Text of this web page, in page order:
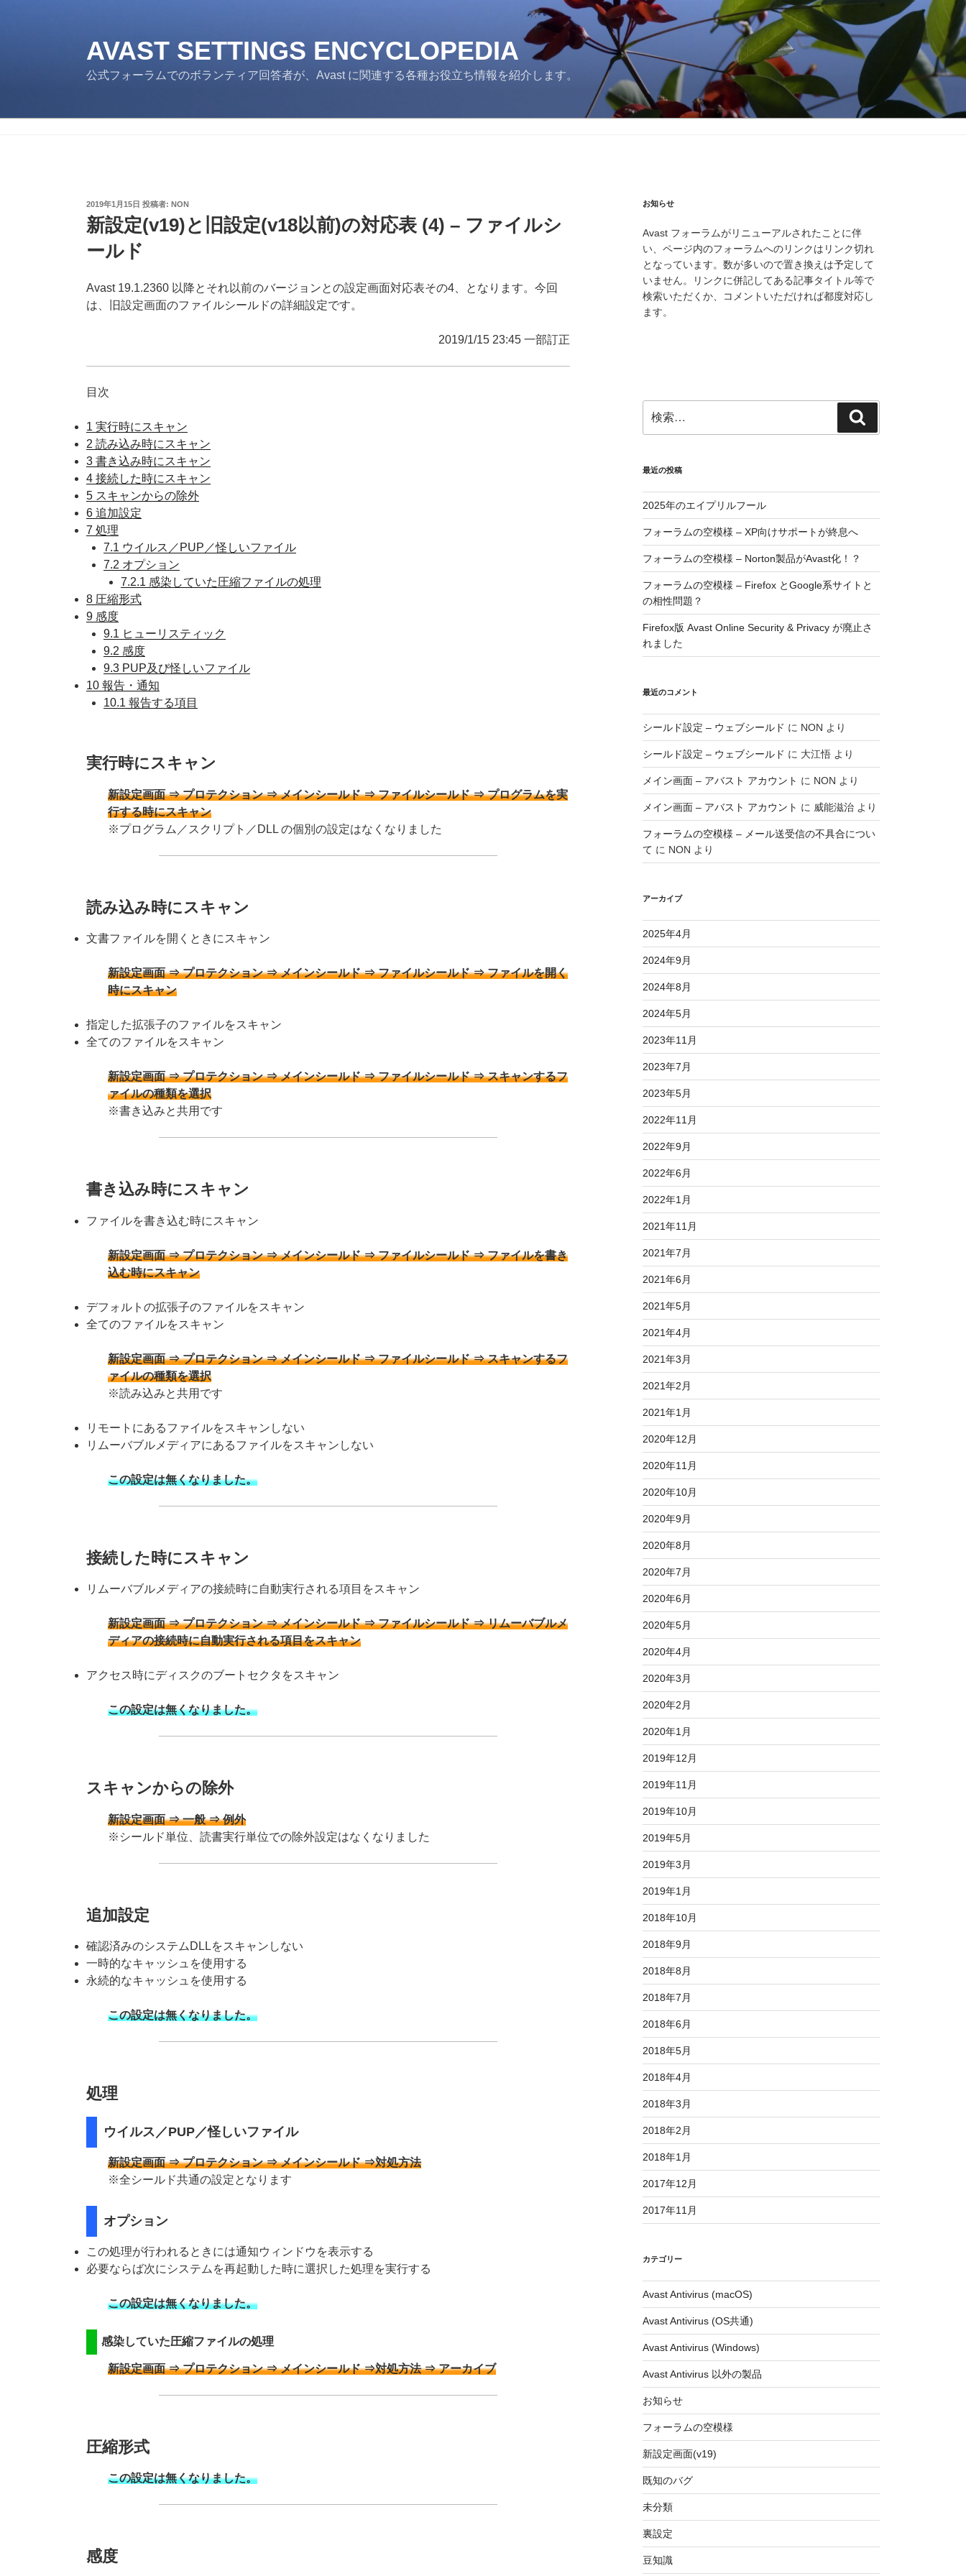
AVAST SETTINGS ENCYCLOPEDIA
公式フォーラムでのボランティア回答者が、Avast に関連する各種お役立ち情報を紹介します。
投
稿
日:
2019年1月15日 投稿者: NON
新設定(v19)と旧設定(v18以前)の対応表 (4) – ファイルシ
ールド
Avast 19.1.2360 以降とそれ以前のバージョンとの設定画面対応表その4、となります。今回
は、旧設定画面のファイルシールドの詳細設定です。
2019/1/15 23:45 一部訂正
目次
1 実行時にスキャン
2 読み込み時にスキャン
3 書き込み時にスキャン
4 接続した時にスキャン
5 スキャンからの除外
6 追加設定
7 処理
7.1 ウイルス／PUP／怪しいファイル
7.2 オプション
7.2.1 感染していた圧縮ファイルの処理
8 圧縮形式
9 感度
9.1 ヒューリスティック
9.2 感度
9.3 PUP及び怪しいファイル
10 報告・通知
10.1 報告する項目
実行時にスキャン
新設定画面 ⇒ プロテクション ⇒ メインシールド ⇒ ファイルシールド ⇒ プログラムを実
行する時にスキャン
※プログラム／スクリプト／DLL の個別の設定はなくなりました
読み込み時にスキャン
文書ファイルを開くときにスキャン
新設定画面 ⇒ プロテクション ⇒ メインシールド ⇒ ファイルシールド ⇒ ファイルを開く
時にスキャン
指定した拡張子のファイルをスキャン
全てのファイルをスキャン
新設定画面 ⇒ プロテクション ⇒ メインシールド ⇒ ファイルシールド ⇒ スキャンするフ
ァイルの種類を選択
※書き込みと共用です
書き込み時にスキャン
ファイルを書き込む時にスキャン
新設定画面 ⇒ プロテクション ⇒ メインシールド ⇒ ファイルシールド ⇒ ファイルを書き
込む時にスキャン
デフォルトの拡張子のファイルをスキャン
全てのファイルをスキャン
新設定画面 ⇒ プロテクション ⇒ メインシールド ⇒ ファイルシールド ⇒ スキャンするフ
ァイルの種類を選択
※読み込みと共用です
リモートにあるファイルをスキャンしない
リムーバブルメディアにあるファイルをスキャンしない
この設定は無くなりました。
接続した時にスキャン
リムーバブルメディアの接続時に自動実行される項目をスキャン
新設定画面 ⇒ プロテクション ⇒ メインシールド ⇒ ファイルシールド ⇒ リムーバブルメ
ディアの接続時に自動実行される項目をスキャン
アクセス時にディスクのブートセクタをスキャン
この設定は無くなりました。
スキャンからの除外
新設定画面 ⇒ 一般 ⇒ 例外
※シールド単位、読書実行単位での除外設定はなくなりました
追加設定
確認済みのシステムDLLをスキャンしない
一時的なキャッシュを使用する
永続的なキャッシュを使用する
この設定は無くなりました。
処理
ウイルス／PUP／怪しいファイル
新設定画面 ⇒ プロテクション ⇒ メインシールド ⇒対処方法
※全シールド共通の設定となります
オプション
この処理が行われるときには通知ウィンドウを表示する
必要ならば次にシステムを再起動した時に選択した処理を実行する
この設定は無くなりました。
感染していた圧縮ファイルの処理
新設定画面 ⇒ プロテクション ⇒ メインシールド ⇒対処方法 ⇒ アーカイブ
圧縮形式
この設定は無くなりました。
感度
お知らせ
Avast フォーラムがリニューアルされたことに伴
い、ページ内のフォーラムへのリンクはリンク切れ
となっています。数が多いので置き換えは予定して
いません。リンクに併記してある記事タイトル等で
検索いただくか、コメントいただければ都度対応し
ます。
索:
索
最近の投稿
2025年のエイプリルフール
フォーラムの空模様 – XP向けサポートが終息へ
フォーラムの空模様 – Norton製品がAvast化！？
フォーラムの空模様 – Firefox とGoogle系サイトと
の相性問題？
Firefox版 Avast Online Security & Privacy が廃止さ
れました
最近のコメント
シールド設定 – ウェブシールド に NON より
シールド設定 – ウェブシールド に 大江悟 より
メイン画面 – アバスト アカウント に NON より
メイン画面 – アバスト アカウント に 威能滋治 より
フォーラムの空模様 – メール送受信の不具合につい
て に NON より
アーカイブ
2025年4月
2024年9月
2024年8月
2024年5月
2023年11月
2023年7月
2023年5月
2022年11月
2022年9月
2022年6月
2022年1月
2021年11月
2021年7月
2021年6月
2021年5月
2021年4月
2021年3月
2021年2月
2021年1月
2020年12月
2020年11月
2020年10月
2020年9月
2020年8月
2020年7月
2020年6月
2020年5月
2020年4月
2020年3月
2020年2月
2020年1月
2019年12月
2019年11月
2019年10月
2019年5月
2019年3月
2019年1月
2018年10月
2018年9月
2018年8月
2018年7月
2018年6月
2018年5月
2018年4月
2018年3月
2018年2月
2018年1月
2017年12月
2017年11月
カテゴリー
Avast Antivirus (macOS)
Avast Antivirus (OS共通)
Avast Antivirus (Windows)
Avast Antivirus 以外の製品
お知らせ
フォーラムの空模様
新設定画面(v19)
既知のバグ
未分類
裏設定
豆知識